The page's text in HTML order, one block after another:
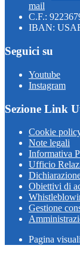
mail
C.F.:
IBAN:
Seguici su
Youtube
Instagram
Sezione Link
Cookie
Note legali
Informativa
Ufficio
Obiettivi di
Gestione
Pagina